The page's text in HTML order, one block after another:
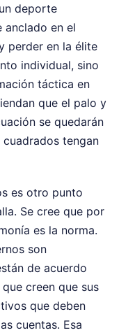
deporte
anclado en el
perder en la élite
individual, sino
táctica en
que el palo y
se quedarán
tengan
es otro punto
Se cree que por
es la norma.
son
de acuerdo
creen que sus
que deben
cuentas. Esa